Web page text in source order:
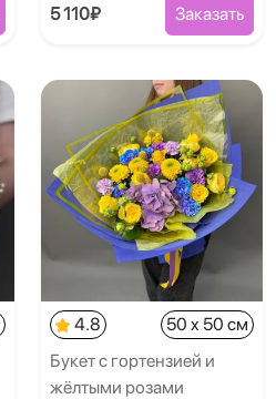
5 110₽ Заказать
4.8
50 x 50 см
Букет с гортензией и
жёлтыми розами